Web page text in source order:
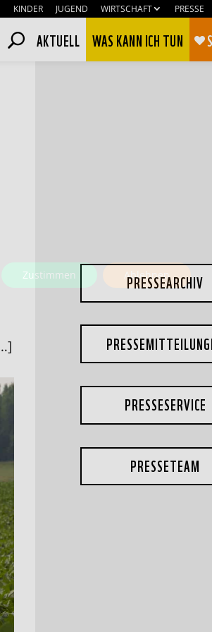
KINDER JUGEND WIRTSCHAFT PRESSE
AKTUELL WAS KANN ICH TUN
PRESSEARCHIV
PRESSESERVICE
PRESSETEAM
Zustimmen Ablehnen